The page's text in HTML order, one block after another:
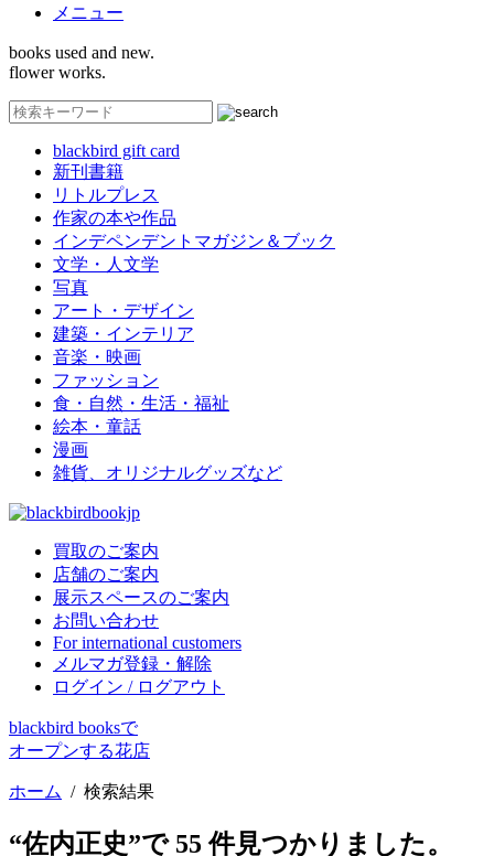
メニュー
books used and new.
flower works.
blackbird gift card
新刊書籍
リトルプレス
作家の本や作品
インデペンデントマガジン＆ブック
文学・人文学
写真
アート・デザイン
建築・インテリア
音楽・映画
ファッション
食・自然・生活・福祉
絵本・童話
漫画
雑貨、オリジナルグッズなど
買取のご案内
店舗のご案内
展示スペースのご案内
お問い合わせ
For international customers
メルマガ登録・解除
ログイン / ログアウト
blackbird booksで
オープンする花店
ホーム / 検索結果
“佐内正史”で 55件見つかりました。